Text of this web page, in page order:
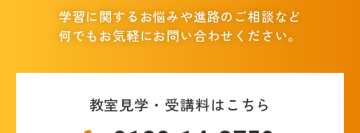
学習に関するお悩みや進路のご相談など
何でもお気軽にお問い合わせください。
教室見学・受講料はこちら